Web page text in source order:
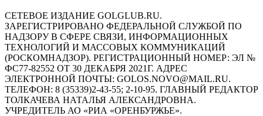
СЕТЕВОЕ ИЗДАНИЕ GOLGLUB.RU.
ЗАРЕГИСТРИРОВАНО ФЕДЕРАЛЬНОЙ СЛУЖБОЙ ПО
НАДЗОРУ В СФЕРЕ СВЯЗИ, ИНФОРМАЦИОННЫХ
ТЕХНОЛОГИЙ И МАССОВЫХ КОММУНИКАЦИЙ
(РОСКОМНАДЗОР). РЕГИСТРАЦИОННЫЙ НОМЕР: ЭЛ №
ФС77-82552 ОТ 30 ДЕКАБРЯ 2021Г. АДРЕС
ЭЛЕКТРОННОЙ ПОЧТЫ: GOLOS.NOVO@MAIL.RU.
ТЕЛЕФОН: 8 (35339)2-43-55; 2-10-95. ГЛАВНЫЙ РЕДАКТОР
ТОЛКАЧЕВА НАТАЛЬЯ АЛЕКСАНДРОВНА.
УЧРЕДИТЕЛЬ АО «РИА «ОРЕНБУРЖЬЕ».